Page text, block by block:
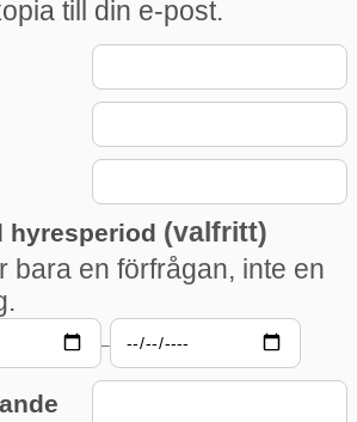
till din e-post.
hyresperiod (valfritt)
bara en förfrågan, inte en
–